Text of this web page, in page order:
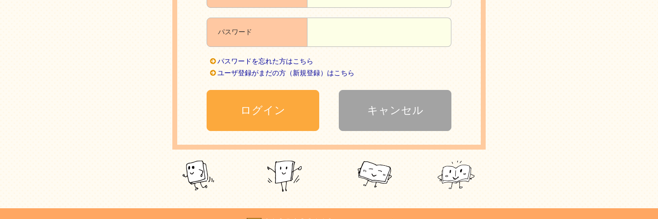
パスワード
パスワードを忘れた方はこちら
ユーザ登録がまだの方（新規登録）はこちら